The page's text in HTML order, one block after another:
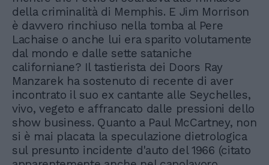
della criminalità di Memphis. E Jim Morrison
è davvero rinchiuso nella tomba al Pere
Lachaise o anche lui era sparito volutamente
dal mondo e dalle sette sataniche
californiane? Il tastierista dei Doors Ray
Manzarek ha sostenuto di recente di aver
incontrato il suo ex cantante alle Seychelles,
vivo, vegeto e affrancato dalle pressioni dello
show business. Quanto a Paul McCartney, non
si è mai placata la speculazione dietrologica
sul presunto incidente d'auto del 1966 (citato